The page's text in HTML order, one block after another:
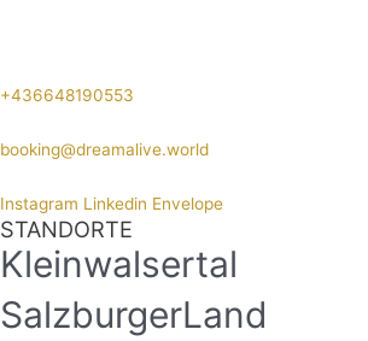
+436648190553
booking@dreamalive.world
Instagram Linkedin Envelope
STANDORTE
Kleinwalsertal
SalzburgerLand